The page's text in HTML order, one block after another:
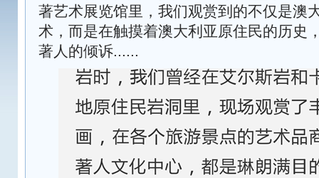
著艺术展览馆里，我们观赏到的不仅是澳
术，而是在触摸着澳大利亚原住民的历史
著人的倾诉......